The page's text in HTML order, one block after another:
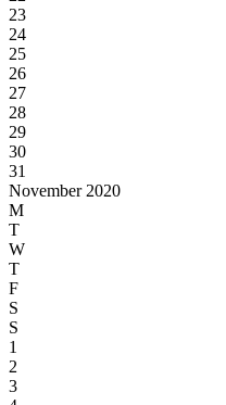
23
24
25
26
27
28
29
30
31
November 2020
M
T
W
T
F
S
S
1
2
3